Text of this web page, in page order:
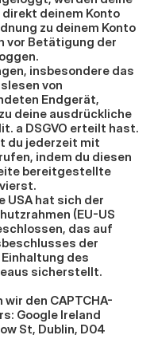
direkt deinem Konto
zu deinem Konto
vor Betätigung der
insbesondere das
von
Endgerät,
deine ausdrückliche
a DSGVO erteilt hast.
du jederzeit mit
indem du diesen
bereitgestellte
USA hat sich der
(EU-US
das auf
der
des
sicherstellt.
den CAPTCHA-
Google Ireland
St, Dublin, D04